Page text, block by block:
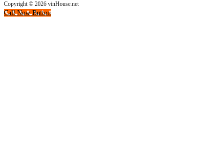
Copyright © 2026 vinHouse.net
Call Now Button